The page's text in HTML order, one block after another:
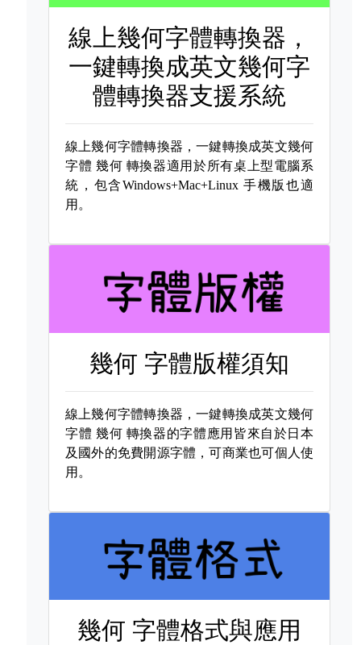
線上幾何字體轉換器，
一鍵轉換成英文幾何字
體轉換器支援系統
線上幾何字體轉換器，一鍵轉換成英文幾何
字體 幾何 轉換器適用於所有桌上型電腦系
統，包含Windows+Mac+Linux 手機版也適
用。
幾何 字體版權須知
線上幾何字體轉換器，一鍵轉換成英文幾何
字體 幾何 轉換器的字體應用皆來自於日本
及國外的免費開源字體，可商業也可個人使
用。
幾何 字體格式與應用